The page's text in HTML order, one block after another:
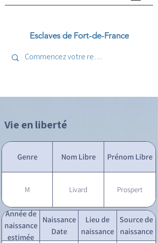
Esclaves de Fort-de-France
Vie en liberté
Genre Nom Libre Prénom Libre
M Livard Prospert
Année de
naissance
estimée
Naissance
Date
Lieu de
naissance
Source de
naissance